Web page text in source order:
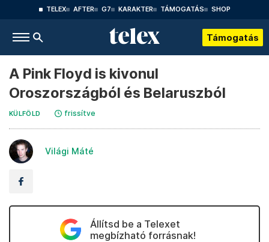
TELEX AFTER G7 KARAKTER TÁMOGATÁS SHOP
Támogatás
A Pink Floyd is kivonul
Oroszországból és Belaruszból
KÜLFÖLD frissítve
Világi Máté
Állítsd be a Telexet
megbízható forrásnak!